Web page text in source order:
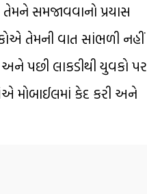
સમજાવવાનો પ્રયાસ
તેમની વાત સાંભળી નહીં
પછી લાકડીથી યુવકો પર
મોબાઈલમાં કેદ કરી અને